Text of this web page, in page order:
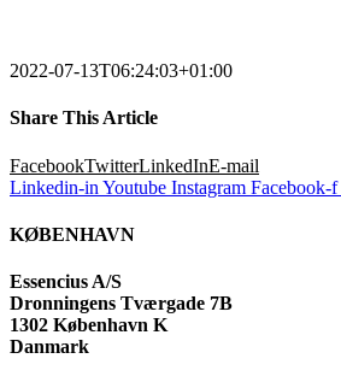
2022-07-13T06:24:03+01:00
Share This Article
FacebookTwitterLinkedInE-mail
Linkedin-in Youtube Instagram Facebook-f
KØBENHAVN
Essencius A/S
Dronningens Tværgade 7B
1302 København K
Danmark